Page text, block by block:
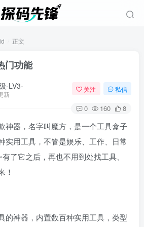
正文
门功能
新
关注 私信
0 160 8
神器，名字叫魔方，是一个工具盒子
实用工具，不管是娱乐、工作、日常
了它之后，再也不用到处找工具、
！
的神器，内置数百种实用工具，类型